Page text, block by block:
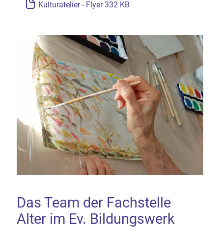
Kulturatelier - Flyer 332 KB
Das Team der Fachstelle
Alter im Ev. Bildungswerk